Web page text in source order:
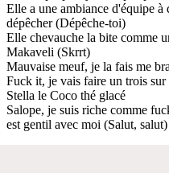
Elle a une ambiance d'équipe
dépêcher (Dépêche-toi)
Elle chevauche la bite comme
Makaveli (Skrrt)
Mauvaise meuf, je la fais me
Fuck it, je vais faire un trois sur
Stella le Coco thé glacé
Salope, je suis riche comme
est gentil avec moi (Salut, salut)